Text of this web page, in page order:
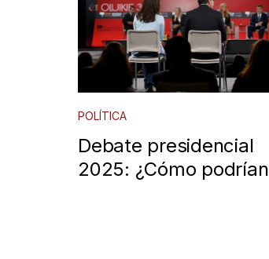
POLÍTICA
Debate presidencial
2025: ¿Cómo podrían